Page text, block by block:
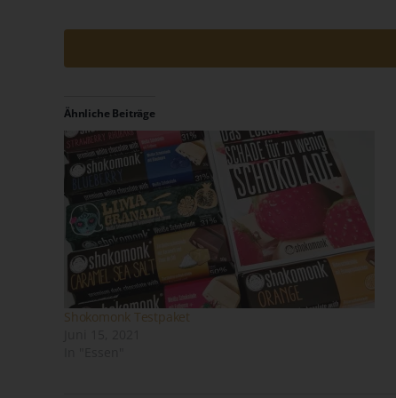
Ähnliche Beiträge
Shokomonk Testpaket